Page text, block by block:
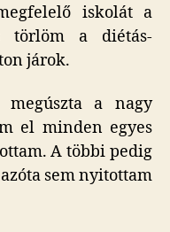
iskolát a
törlöm a diétás-
járok.
megúszta a nagy
el minden egyes
A többi pedig
sem nyitottam